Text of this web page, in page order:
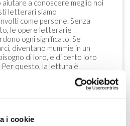
i cookie
aiutare a conoscere meglio noi
letterari siamo
come persone. Senza
le opere letterarie
ogni significato. Se
diventano mummie in un
di loro, e di certo loro
Per questo, la lettura è